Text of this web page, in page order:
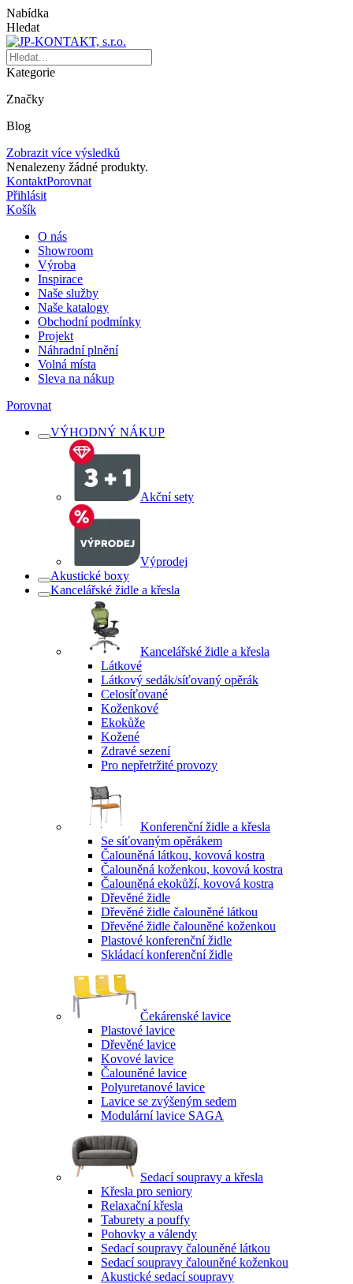
Nabídka
Hledat
Kategorie
Značky
Blog
Zobrazit více výsledků
Nenalezeny žádné produkty.
KontaktPorovnat
Přihlásit
Košík
O nás
Showroom
Výroba
Inspirace
Naše služby
Naše katalogy
Obchodní podmínky
Projekt
Náhradní plnění
Volná místa
Sleva na nákup
Porovnat
VÝHODNÝ NÁKUP
Akční sety
Výprodej
Akustické boxy
Kancelářské židle a křesla
Kancelářské židle a křesla
Látkové
Látkový sedák/síťovaný opěrák
Celosíťované
Koženkové
Ekokůže
Kožené
Zdravé sezení
Pro nepřetržité provozy
Konferenční židle a křesla
Se síťovaným opěrákem
Čalouněná látkou, kovová kostra
Čalouněná koženkou, kovová kostra
Čalouněná ekokůží, kovová kostra
Dřevěné židle
Dřevěné židle čalouněné látkou
Dřevěné židle čalouněné koženkou
Plastové konferenční židle
Skládací konferenční židle
Čekárenské lavice
Plastové lavice
Dřevěné lavice
Kovové lavice
Čalouněné lavice
Polyuretanové lavice
Lavice se zvýšeným sedem
Modulární lavice SAGA
Sedací soupravy a křesla
Křesla pro seniory
Relaxační křesla
Taburety a pouffy
Pohovky a válendy
Sedací soupravy čalouněné látkou
Sedací soupravy čalouněné koženkou
Akustické sedací soupravy